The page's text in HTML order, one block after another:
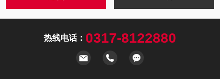
热线电话： 0317-8122880